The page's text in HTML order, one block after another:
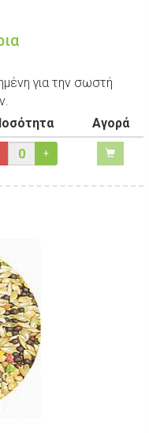
για την σωστή
Αγορά
+